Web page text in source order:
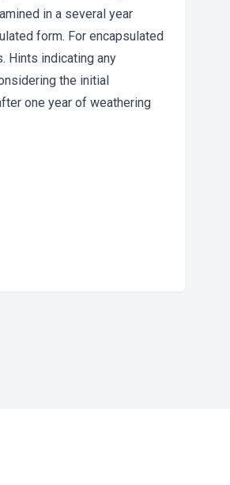
in a several year
form. For encapsulated
Hints indicating any
the initial
one year of weathering